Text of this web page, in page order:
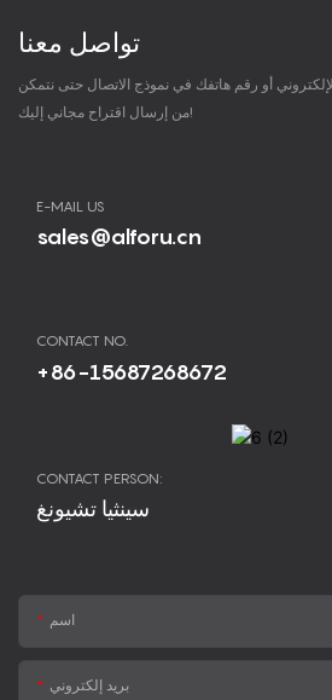
تواصل معنا
أو رقم هاتفك في نموذج الاتصال حتى نتمكن
من إرسال اقتراح مجاني إليك!
E-MAIL US
sales@alforu.cn
CONTACT NO.
+86-15687268672
CONTACT PERSON:
سينثيا تشيونغ
اسم
بريد إلكتروني